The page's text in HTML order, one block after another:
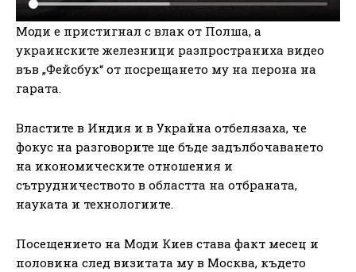
Моди е пристигнал с влак от Полша, а
украинските железници разпространиха видео
във „Фейсбук“ от посрещането му на перона на
гарата.
Властите в Индия и в Украйна отбелязаха, че
фокус на разговорите ще бъде задълбочаването
на икономическите отношения и
сътрудничеството в областта на отбраната,
науката и технологиите.
Посещението на Моди Киев става факт месец и
половина след визитата му в Москва, където